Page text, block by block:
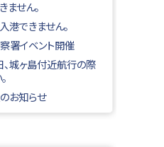
ません。
できません。
署イベント開催
城ヶ島付近航行の際
お知らせ